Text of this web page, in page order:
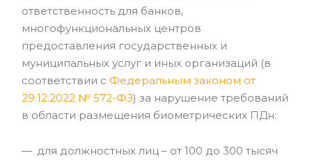
ответственность для банков,
многофункциональных центров
предоставления государственных и
муниципальных услуг и иных организаций (в
соответствии с Федеральным законом от
29.12.2022 № 572-ФЗ) за нарушение требований
в области размещения биометрических ПДн:
для должностных лиц – от 100 до 300 тысяч